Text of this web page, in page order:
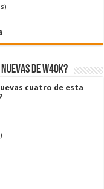
de W40k?
cuatro de esta